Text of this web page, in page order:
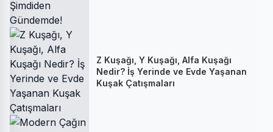
Z Kuşağı, Y Kuşağı, Alfa Kuşağı
Nedir? İş Yerinde ve Evde Yaşanan
Kuşak Çatışmaları